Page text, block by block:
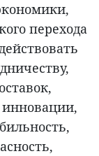
перехода